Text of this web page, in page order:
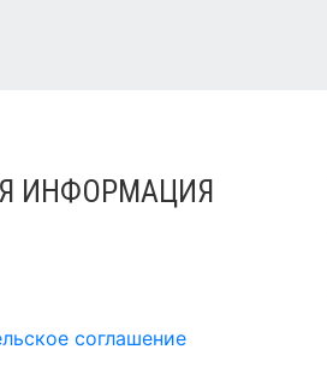
ИНФОРМАЦИЯ
соглашение